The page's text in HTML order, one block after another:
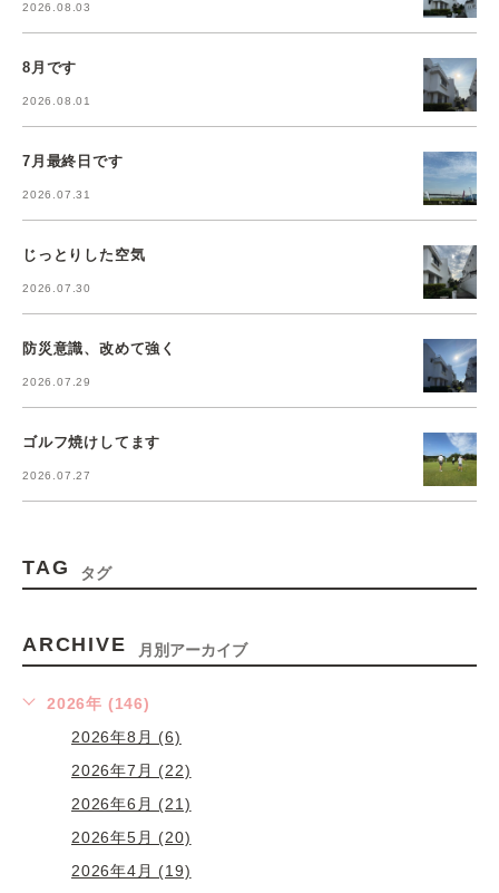
2026.08.03
8月です
2026.08.01
7月最終日です
2026.07.31
じっとりした空気
2026.07.30
防災意識、改めて強く
2026.07.29
ゴルフ焼けしてます
2026.07.27
TAG タグ
ARCHIVE 月別アーカイブ
2026年 (146)
2026年8月 (6)
2026年7月 (22)
2026年6月 (21)
2026年5月 (20)
2026年4月 (19)